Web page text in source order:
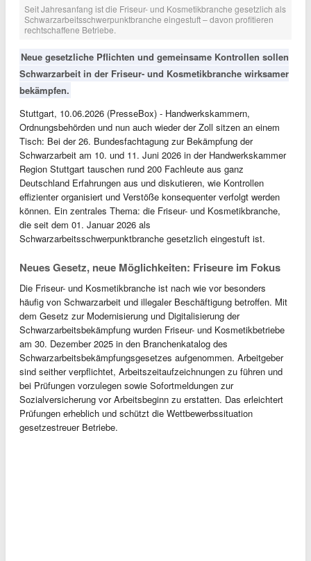
Seit Jahresanfang ist die Friseur- und Kosmetikbranche gesetzlich als
Schwarzarbeitsschwerpunktbranche eingestuft – davon profitieren
rechtschaffene Betriebe.
Neue gesetzliche Pflichten und gemeinsame Kontrollen sollen
Schwarzarbeit in der Friseur- und Kosmetikbranche wirksamer
bekämpfen.
Stuttgart, 10.06.2026 (PresseBox) - Handwerkskammern,
Ordnungsbehörden und nun auch wieder der Zoll sitzen an einem
Tisch: Bei der 26. Bundesfachtagung zur Bekämpfung der
Schwarzarbeit am 10. und 11. Juni 2026 in der Handwerkskammer
Region Stuttgart tauschen rund 200 Fachleute aus ganz
Deutschland Erfahrungen aus und diskutieren, wie Kontrollen
effizienter organisiert und Verstöße konsequenter verfolgt werden
können. Ein zentrales Thema: die Friseur- und Kosmetikbranche,
die seit dem 01. Januar 2026 als
Schwarzarbeitsschwerpunktbranche gesetzlich eingestuft ist.
Neues Gesetz, neue Möglichkeiten: Friseure im Fokus
Die Friseur- und Kosmetikbranche ist nach wie vor besonders
häufig von Schwarzarbeit und illegaler Beschäftigung betroffen. Mit
dem Gesetz zur Modernisierung und Digitalisierung der
Schwarzarbeitsbekämpfung wurden Friseur- und Kosmetikbetriebe
am 30. Dezember 2025 in den Branchenkatalog des
Schwarzarbeitsbekämpfungsgesetzes aufgenommen. Arbeitgeber
sind seither verpflichtet, Arbeitszeitaufzeichnungen zu führen und
bei Prüfungen vorzulegen sowie Sofortmeldungen zur
Sozialversicherung vor Arbeitsbeginn zu erstatten. Das erleichtert
Prüfungen erheblich und schützt die Wettbewerbssituation
gesetzestreuer Betriebe.